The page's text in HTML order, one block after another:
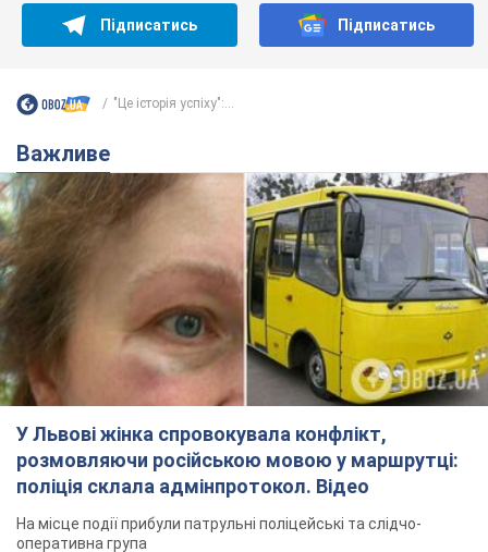
Підписатись Підписатись
"Це історія успіху":...
Важливе
У Львові жінка спровокувала конфлікт,
розмовляючи російською мовою у маршрутці:
поліція склала адмінпротокол. Відео
На місце події прибули патрульні поліцейські та слідчо-
оперативна група